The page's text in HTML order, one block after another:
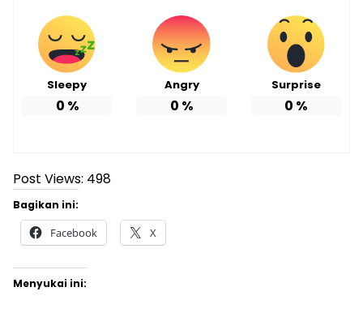
Sleepy
0 %
Angry
0 %
Surprise
0 %
Post Views: 498
Bagikan ini:
Facebook X
Menyukai ini: